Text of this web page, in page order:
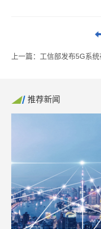
上一篇：工信部发布5G系
推荐新闻